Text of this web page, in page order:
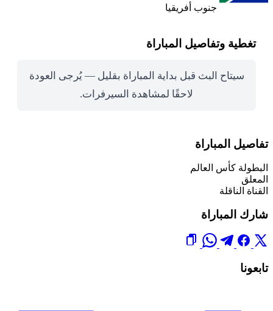
جنوب أفريقيا
تغطية وتفاصيل المباراة
سيتاح البث قبل بداية المباراة بقليل — يُرجى العودة
لاحقًا لمشاهدة السيرفرات.
تفاصيل المباراة
البطولة كأس العالم
المعلق
القناة الناقلة
شارك المباراة
تابعونا